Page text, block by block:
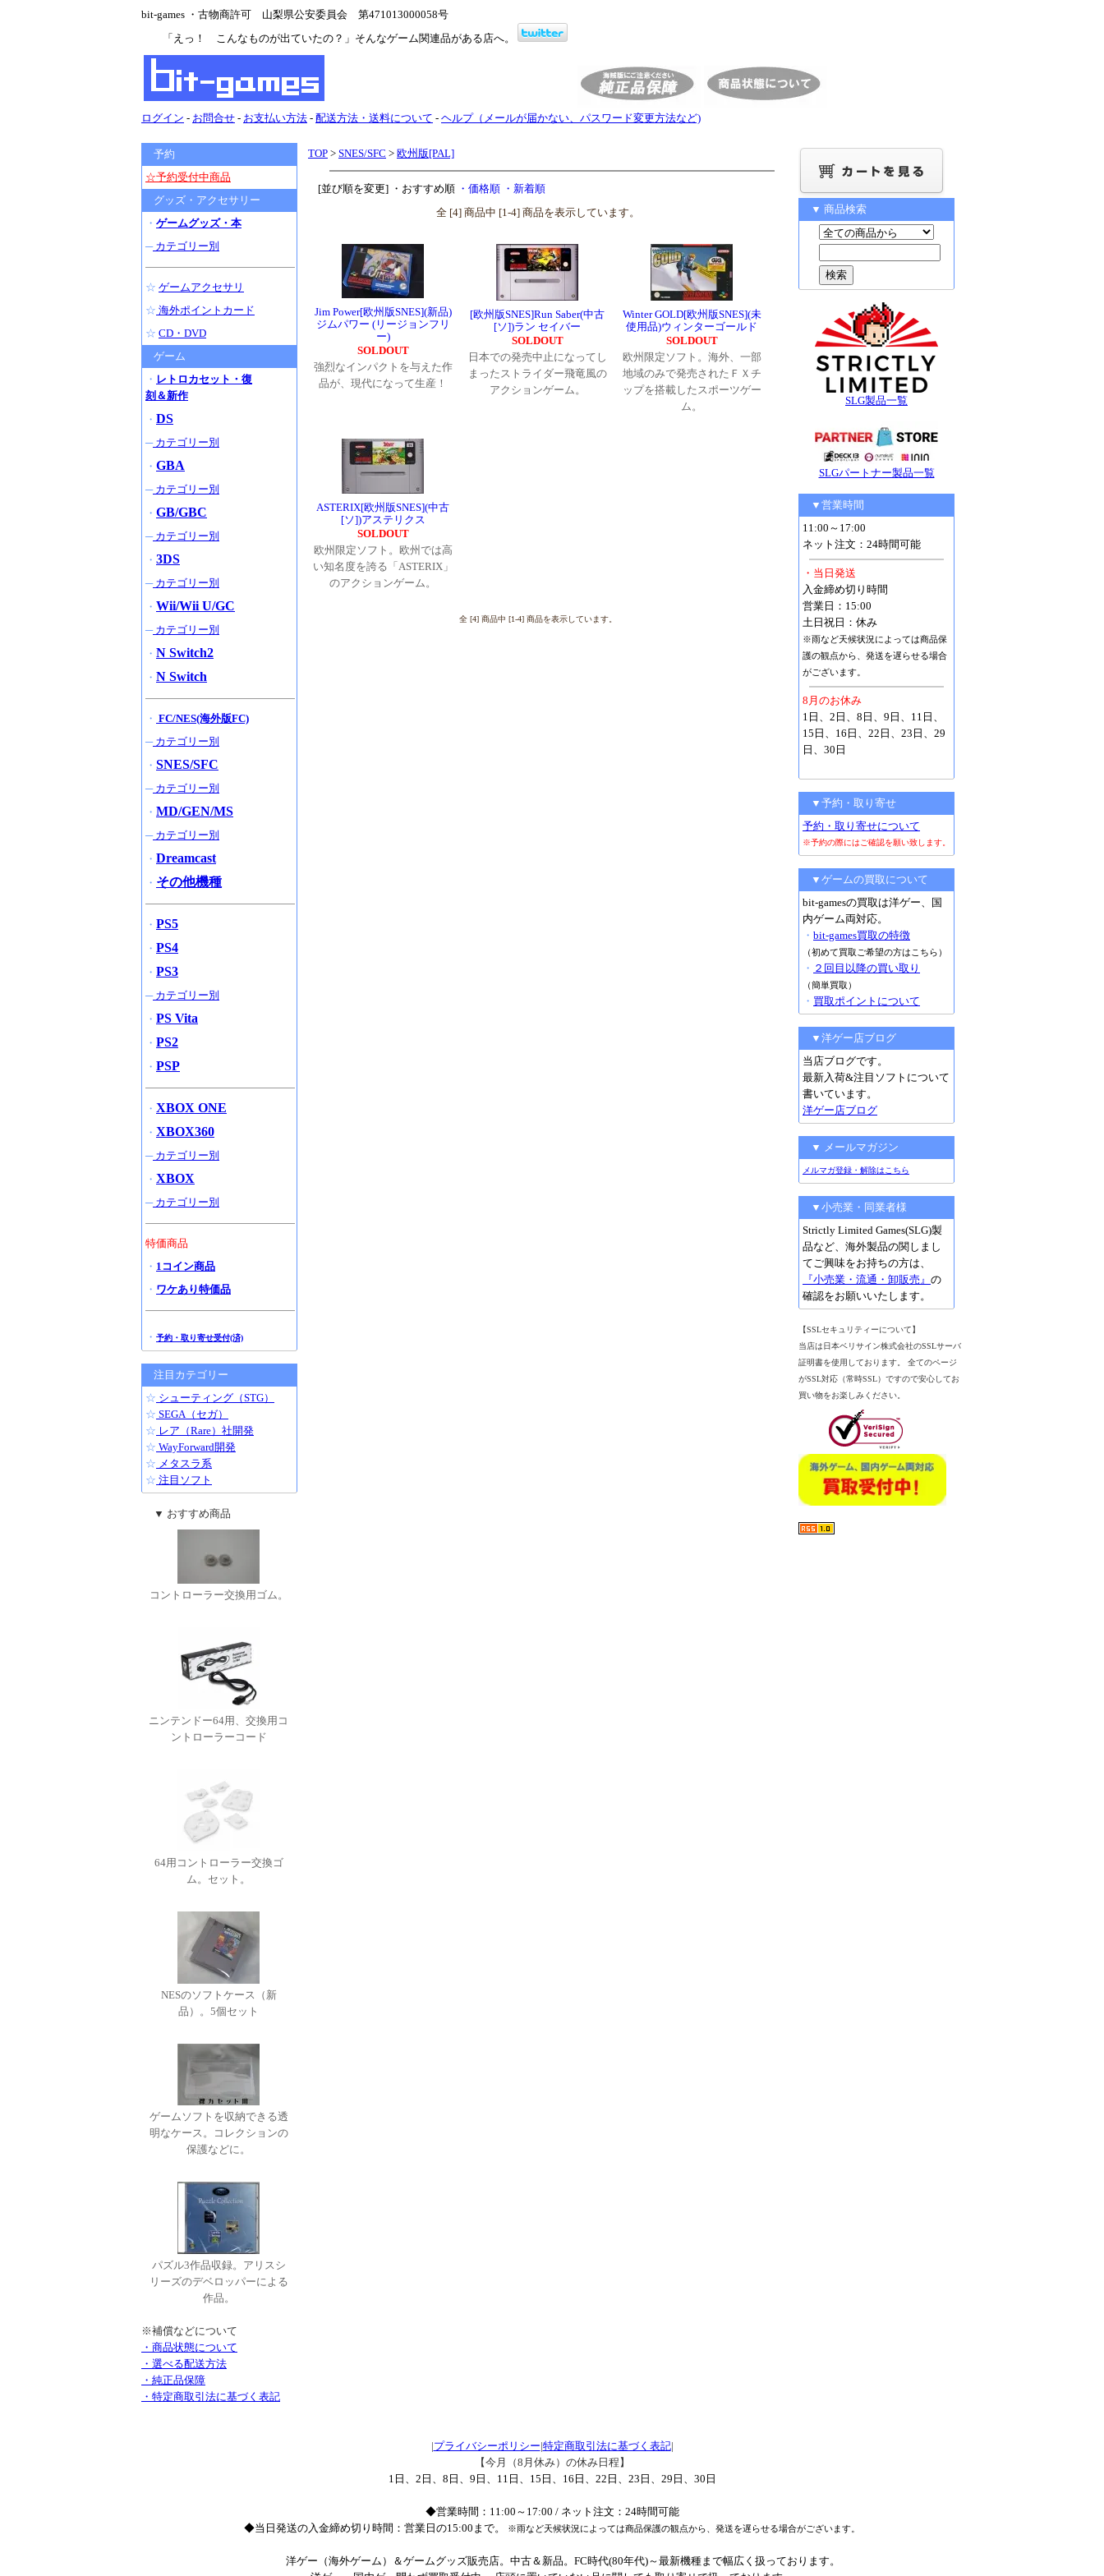
bit-games ・古物商許可 山梨県公安委員会 第471013000058号
「えっ！ こんなものが出ていたの？」そんなゲーム関連品がある店へ。
ログイン - お問合せ - お支払い方法 - 配送方法・送料について - ヘルプ（メールが届かない、パスワード変更方法など)
TOP > SNES/SFC > 欧州版[PAL]
[並び順を変更] ・おすすめ順 ・価格順 ・新着順
全 [4] 商品中 [1-4] 商品を表示しています。
Jim Power[欧州版SNES](新品)
ジムパワー (リージョンフリ
ー)
SOLDOUT
強烈なインパクトを与えた作
品が、現代になって生産！
[欧州版SNES]Run Saber(中古
[ソ])ラン セイバー
SOLDOUT
日本での発売中止になってし
まったストライダー飛竜風の
アクションゲーム。
Winter GOLD[欧州版SNES](未
使用品)ウィンターゴールド
SOLDOUT
欧州限定ソフト。海外、一部
地域のみで発売されたＦＸチ
ップを搭載したスポーツゲー
ム。
ASTERIX[欧州版SNES](中古
[ソ])アステリクス
SOLDOUT
欧州限定ソフト。欧州では高
い知名度を誇る「ASTERIX」
のアクションゲーム。
全 [4] 商品中 [1-4] 商品を表示しています。
予約
☆予約受付中商品
グッズ・アクセサリー
・ ゲームグッズ・本
─カテゴリー別
☆ ゲームアクセサリ
☆ 海外ポイントカード
☆ CD・DVD
ゲーム
・ レトロカセット・復
刻＆新作
・ DS
─カテゴリー別
・ GBA
─カテゴリー別
・ GB/GBC
─カテゴリー別
・ 3DS
─カテゴリー別
・ Wii/Wii U/GC
─カテゴリー別
・ N Switch2
・ N Switch
・ FC/NES(海外版FC)
─カテゴリー別
・ SNES/SFC
─カテゴリー別
・ MD/GEN/MS
─カテゴリー別
・ Dreamcast
・ その他機種
・ PS5
・ PS4
・ PS3
─カテゴリー別
・ PS Vita
・ PS2
・ PSP
・ XBOX ONE
・ XBOX360
─カテゴリー別
・ XBOX
─カテゴリー別
特価商品
・ 1コイン商品
・ ワケあり特価品
・ 予約・取り寄せ受付(済)
注目カテゴリー
☆ シューティング（STG）
☆ SEGA（セガ）
☆ レア（Rare）社開発
☆ WayForward開発
☆ メタスラ系
☆ 注目ソフト
▼ おすすめ商品
コントローラー交換用ゴム。
ニンテンドー64用、交換用コ
ントローラーコード
64用コントローラー交換ゴ
ム。セット。
NESのソフトケース（新
品）。5個セット
ゲームソフトを収納できる透
明なケース。コレクションの
保護などに。
パズル3作品収録。アリスシ
リーズのデベロッパーによる
作品。
※補償などについて
・商品状態について
・選べる配送方法
・純正品保障
・特定商取引法に基づく表記
▼ 商品検索
SLG製品一覧
SLGパートナー製品一覧
▼営業時間
11:00～17:00
ネット注文：24時間可能
・当日発送
入金締め切り時間
営業日：15:00
土日祝日：休み
※雨など天候状況によっては商品保
護の観点から、発送を遅らせる場合
がございます。
8月のお休み
1日、2日、8日、9日、11日、
15日、16日、22日、23日、29
日、30日
▼予約・取り寄せ
予約・取り寄せについて
※予約の際にはご確認を願い致します。
▼ゲームの買取について
bit-gamesの買取は洋ゲー、国
内ゲーム両対応。
・ bit-games買取の特徴
（初めて買取ご希望の方はこちら）
・ ２回目以降の買い取り
（簡単買取）
・ 買取ポイントについて
▼洋ゲー店ブログ
当店ブログです。
最新入荷&注目ソフトについて
書いています。
洋ゲー店ブログ
▼ メールマガジン
メルマガ登録・解除はこちら
▼小売業・同業者様
Strictly Limited Games(SLG)製
品など、海外製品の関しまし
てご興味をお持ちの方は、
『小売業・流通・卸販売』 の
確認をお願いいたします。
【SSLセキュリティーについて】
当店は日本ベリサイン株式会社のSSLサーバ
証明書を使用しております。 全てのページ
がSSL対応（常時SSL）ですので安心してお
買い物をお楽しみください。
|プライバシーポリシー|特定商取引法に基づく表記|
【今月（8月休み）の休み日程】
1日、2日、8日、9日、11日、15日、16日、22日、23日、29日、30日
◆営業時間：11:00～17:00 / ネット注文：24時間可能
◆当日発送の入金締め切り時間：営業日の15:00まで。
※雨など天候状況によっては商品保護の観点から、発送を遅らせる場合がございます。
洋ゲー（海外ゲーム）＆ゲームグッズ販売店。中古＆新品。FC時代(80年代)～最新機種まで幅広く扱っております。